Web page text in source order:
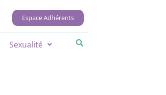
Espace Adhérents
Sexualité